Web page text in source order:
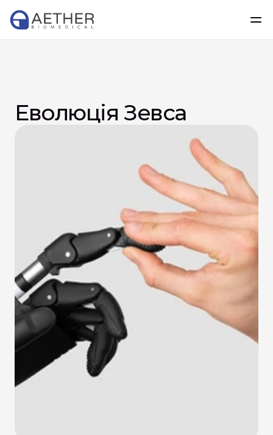
Еволюція Зевса